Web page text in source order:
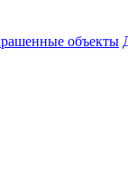
объекты